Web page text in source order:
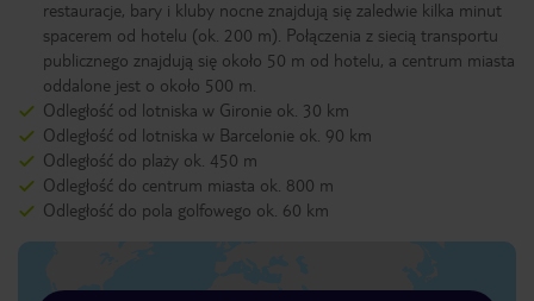
restauracje, bary i kluby nocne znajdują się zaledwie kilka minut
spacerem od hotelu (ok. 200 m). Połączenia z siecią transportu
publicznego znajdują się około 50 m od hotelu, a centrum miasta
oddalone jest o około 500 m.
Odległość od lotniska w Gironie ok. 30 km
Odległość od lotniska w Barcelonie ok. 90 km
Odległość do plaży ok. 450 m
Odległość do centrum miasta ok. 800 m
Odległość do pola golfowego ok. 60 km